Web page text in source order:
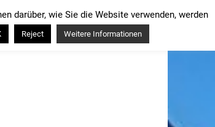
darüber, wie Sie die Website verwenden, werden
Reject Weitere Informationen